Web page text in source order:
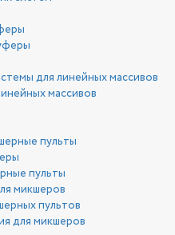
для линейных массивов
массивов
пульты
пульты
микшеров
пультов
для микшеров